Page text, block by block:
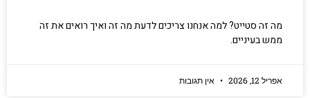
מה זה סטייט? למה אנחנו צריכים לדעת מה זה ואיך רואים את זה
ממש בעיניים.
אפריל 12, 2026 אין תגובות